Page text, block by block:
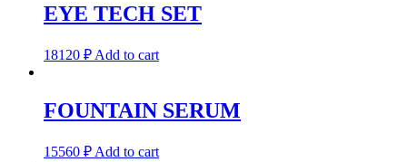
EYE TECH SET
18120 ₽ Add to cart
FOUNTAIN SERUM
15560 ₽ Add to cart